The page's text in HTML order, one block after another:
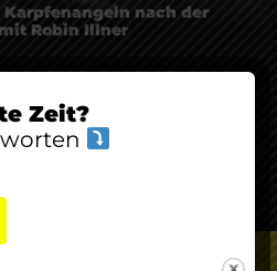
Karpfenangeln nach der
Robin Illner
Zeit?